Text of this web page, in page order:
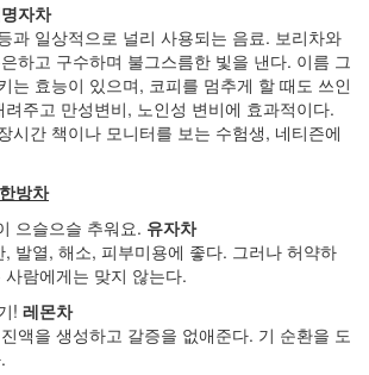
자차
과 일상적으로 널리 사용되는 음료. 보리차와
하고 구수하며 불그스름한 빛을 낸다. 이름 그
는 효능이 있으며, 코피를 멈추게 할 때도 쓰인
주고 만성변비, 노인성 변비에 효과적이다.
시간 책이나 모니터를 보는 수험생, 네티즌에
방차
으슬으슬 추워요. 유자차
발열, 해소, 피부미용에 좋다. 그러나 허약하
람에게는 맞지 않는다.
! 레몬차
액을 생성하고 갈증을 없애준다. 기 순환을 도